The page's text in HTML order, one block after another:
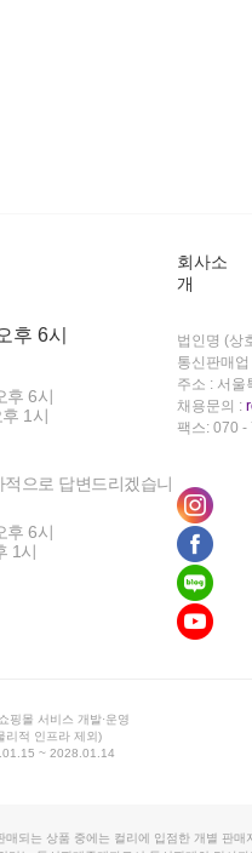
후 6시
후 6시
1시
으로 답변드리겠습니
후 6시
1시
회사소
개
법인명 (상
통신판매
주소 : 서울
채용문의 :
팩스: 070 -
핑몰 서비스 개발·운영
리적 인프라 제외)
~ 2028.01.14
매되는 상품 중에는 컬리에 입점한 개별 판